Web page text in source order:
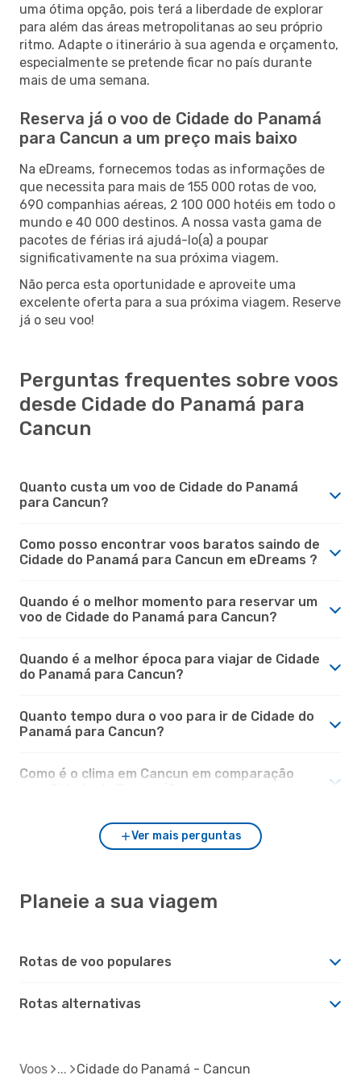
uma ótima opção, pois terá a liberdade de explorar
para além das áreas metropolitanas ao seu próprio
ritmo. Adapte o itinerário à sua agenda e orçamento,
especialmente se pretende ficar no país durante
mais de uma semana.
Reserva já o voo de Cidade do Panamá
para Cancun a um preço mais baixo
Na eDreams, fornecemos todas as informações de
que necessita para mais de 155 000 rotas de voo,
690 companhias aéreas, 2 100 000 hotéis em todo o
mundo e 40 000 destinos. A nossa vasta gama de
pacotes de férias irá ajudá-lo(a) a poupar
significativamente na sua próxima viagem.
Não perca esta oportunidade e aproveite uma
excelente oferta para a sua próxima viagem. Reserve
já o seu voo!
Perguntas frequentes sobre voos
desde Cidade do Panamá para
Cancun
Quanto custa um voo de Cidade do Panamá
para Cancun?
Como posso encontrar voos baratos saindo de
Cidade do Panamá para Cancun em eDreams ?
Quando é o melhor momento para reservar um
voo de Cidade do Panamá para Cancun?
Quando é a melhor época para viajar de Cidade
do Panamá para Cancun?
Quanto tempo dura o voo para ir de Cidade do
Panamá para Cancun?
Como é o clima em Cancun em comparação
Ver mais perguntas
Planeie a sua viagem
Rotas de voo populares
Rotas alternativas
Voos Cidade do Panamá - Cancun